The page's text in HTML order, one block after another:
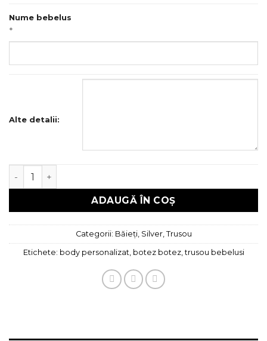
Nume bebelus
*
Alte detalii:
Cantitate Trusou botez silver, Balon
ADAUGĂ ÎN COȘ
Categorii: Băieți, Silver, Trusou
Etichete: body personalizat, botez botez,trusou bebelusi